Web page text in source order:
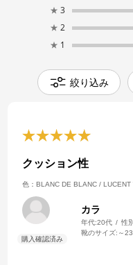
★ 3
★ 2
★ 1
絞り込み
クッション性
色：BLANC DE BLANC / LUCENT
カラ
年代:20代 性
靴のサイズ: ～